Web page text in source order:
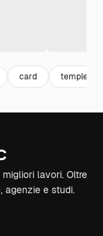
card temple
lavori. Oltre
agenzie e studi.